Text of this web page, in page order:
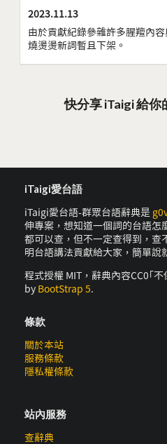
2023.11.13
由於貢獻紀錄參雜許多腥羶內
燒燙燙新詞暫且下架。
快分享 iTaigi 給你
iTaigi愛台語
iTaigi愛台語-群眾台語辭典是
伸專案，想知道一個詞的台語怎
都可以查，但不一定查得到，查
明台語講法貢獻給大家，簡單說
程式授權 MIT，辭典內容CC0｢
by BootStrap 5.
條款
關於本站
服務條款
隱私權條款
站內服務
查辭典